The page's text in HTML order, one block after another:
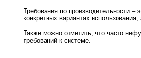
Требования по производительности –
конкретных вариантах
Также можно отметить, что часто
требований к системе.